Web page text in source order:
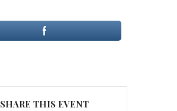
SHARE THIS EVENT